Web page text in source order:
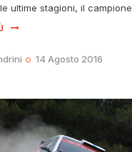
ultime stagioni, il
14 Agosto 2016